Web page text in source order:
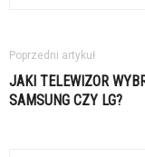
Poprzedni artykuł
JAKI TELEWIZOR
SAMSUNG CZY LG?